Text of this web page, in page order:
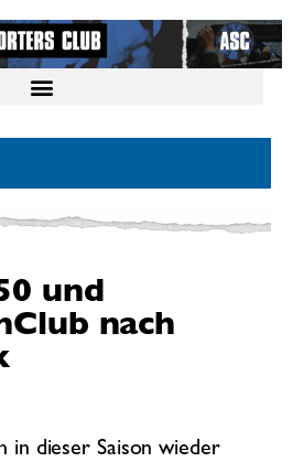
und
nach
in dieser Saison wieder